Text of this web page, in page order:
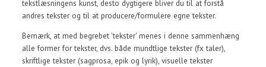
tekstlæsningens kunst, desto dygtigere bliver du til at forstå
andres tekster og til at producere/formulere egne tekster.
Bemærk, at med begrebet 'tekster' menes i denne sammenhæng
alle former for tekster, dvs. både mundtlige tekster (fx taler),
skriftlige tekster (sagprosa, epik og lyrik), visuelle tekster